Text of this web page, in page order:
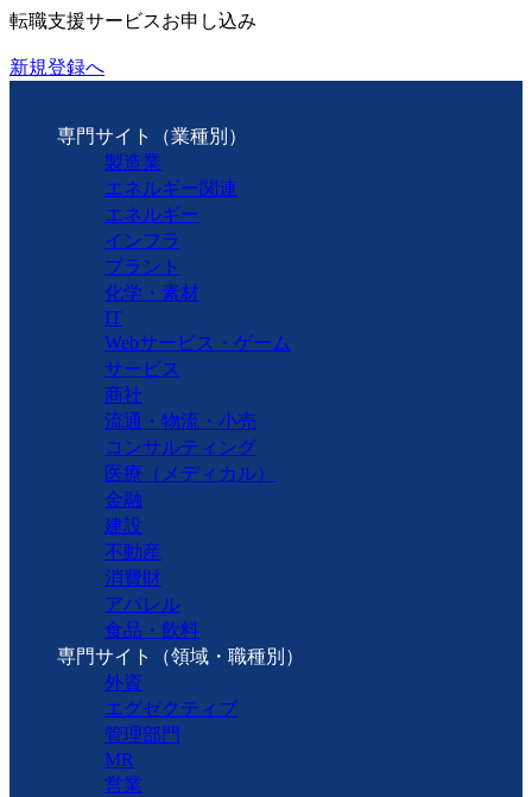
転職支援サービスお申し込み
新規登録へ
専門サイト（業種別）
製造業
エネルギー関連
エネルギー
インフラ
プラント
化学・素材
IT
Webサービス・ゲーム
サービス
商社
流通・物流・小売
コンサルティング
医療（メディカル）
金融
建設
不動産
消費財
アパレル
食品・飲料
専門サイト（領域・職種別）
外資
エグゼクティブ
管理部門
MR
営業